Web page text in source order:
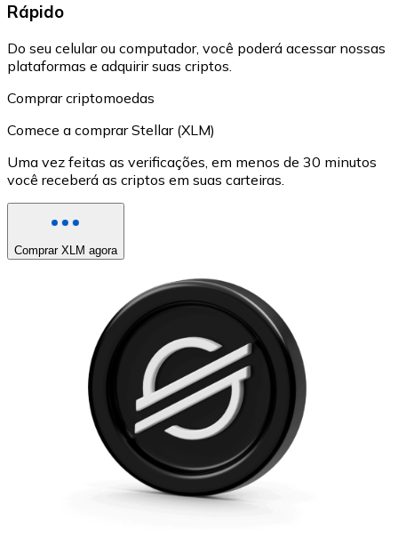
Rápido
Do seu celular ou computador, você poderá acessar nossas
plataformas e adquirir suas criptos.
Comprar criptomoedas
Comece a comprar Stellar (XLM)
Uma vez feitas as verificações, em menos de 30 minutos
você receberá as criptos em suas carteiras.
Comprar XLM agora